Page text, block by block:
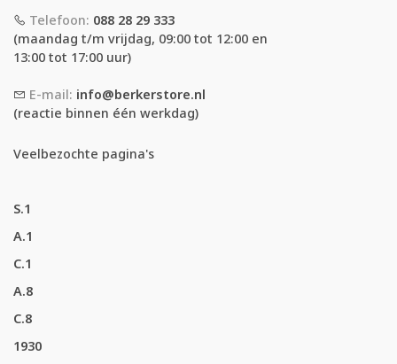
Telefoon: 088 28 29 333
(maandag t/m vrijdag, 09:00 tot 12:00 en
13:00 tot 17:00 uur)
E-mail: info@berkerstore.nl
(reactie binnen één werkdag)
Veelbezochte pagina's
S.1
A.1
C.1
A.8
C.8
1930